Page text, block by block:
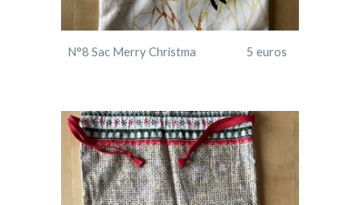
N°8 Sac Merry Christma 5 euros